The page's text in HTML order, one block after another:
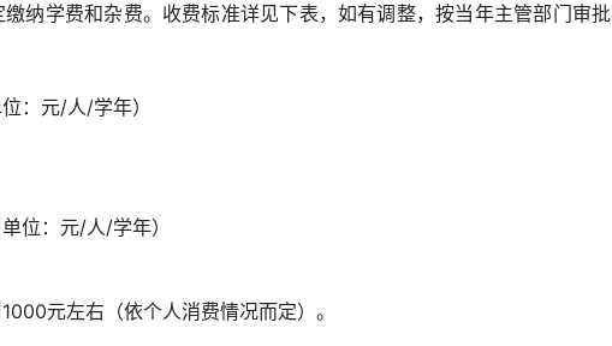
纳学费和杂费。收费标准详见下表，如有调整，按当年主管部门审批
：元/人/学年）
位：元/人/学年）
元左右（依个人消费情况而定）。